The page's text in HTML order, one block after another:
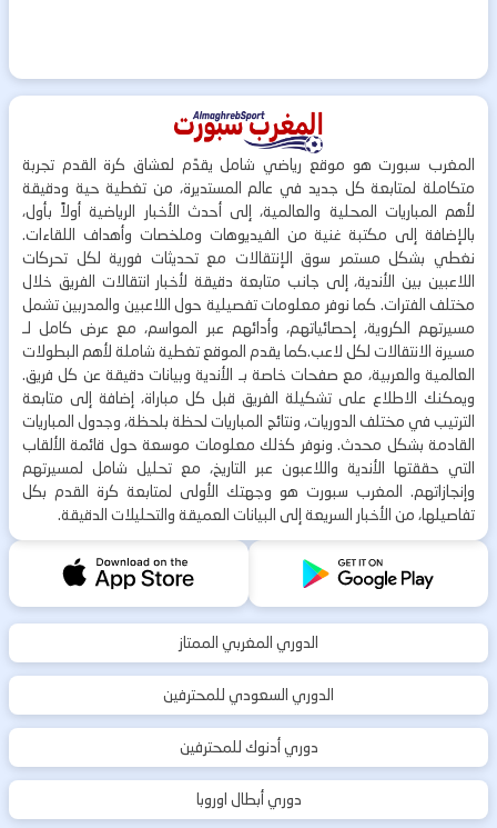
المغرب سبورت هو موقع رياضي شامل يقدّم لعشاق كرة القدم تجربة
متكاملة لمتابعة كل جديد في عالم المستديرة، من تغطية حية ودقيقة
لأهم المباريات المحلية والعالمية، إلى أحدث الأخبار الرياضية أولاً بأول،
بالإضافة إلى مكتبة غنية من الفيديوهات وملخصات وأهداف اللقاءات.
نغطي بشكل مستمر سوق الإنتقالات مع تحديثات فورية لكل تحركات
اللاعبين بين الأندية، إلى جانب متابعة دقيقة لأخبار انتقالات الفريق خلال
مختلف الفترات. كما نوفر معلومات تفصيلية حول اللاعبين والمدربين تشمل
مسيرتهم الكروية، إحصائياتهم، وأدائهم عبر المواسم، مع عرض كامل لـ
مسيرة الانتقالات لكل لاعب.كما يقدم الموقع تغطية شاملة لأهم البطولات
العالمية والعربية، مع صفحات خاصة بـ الأندية وبيانات دقيقة عن كل فريق.
ويمكنك الاطلاع على تشكيلة الفريق قبل كل مباراة، إضافة إلى متابعة
الترتيب في مختلف الدوريات، ونتائج المباريات لحظة بلحظة، وجدول المباريات
القادمة بشكل محدث. ونوفر كذلك معلومات موسعة حول قائمة الألقاب
التي حققتها الأندية واللاعبون عبر التاريخ، مع تحليل شامل لمسيرتهم
وإنجازاتهم. المغرب سبورت هو وجهتك الأولى لمتابعة كرة القدم بكل
تفاصيلها، من الأخبار السريعة إلى البيانات العميقة والتحليلات الدقيقة.
الدوري المغربي الممتاز
الدوري السعودي للمحترفين
دوري أدنوك للمحترفين
دوري أبطال اوروبا